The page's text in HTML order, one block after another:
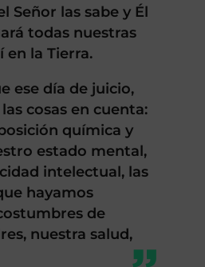
Señor las sabe y Él
todas nuestras
en la Tierra.
ese día de juicio,
cosas en cuenta:
química y
estado mental,
intelectual, las
hayamos
de
nuestra salud,